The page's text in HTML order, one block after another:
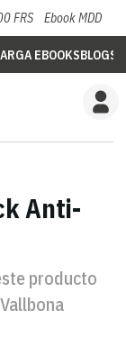
FRS Ebook MDD
EBOOKSBLOGS
Anti-
producto